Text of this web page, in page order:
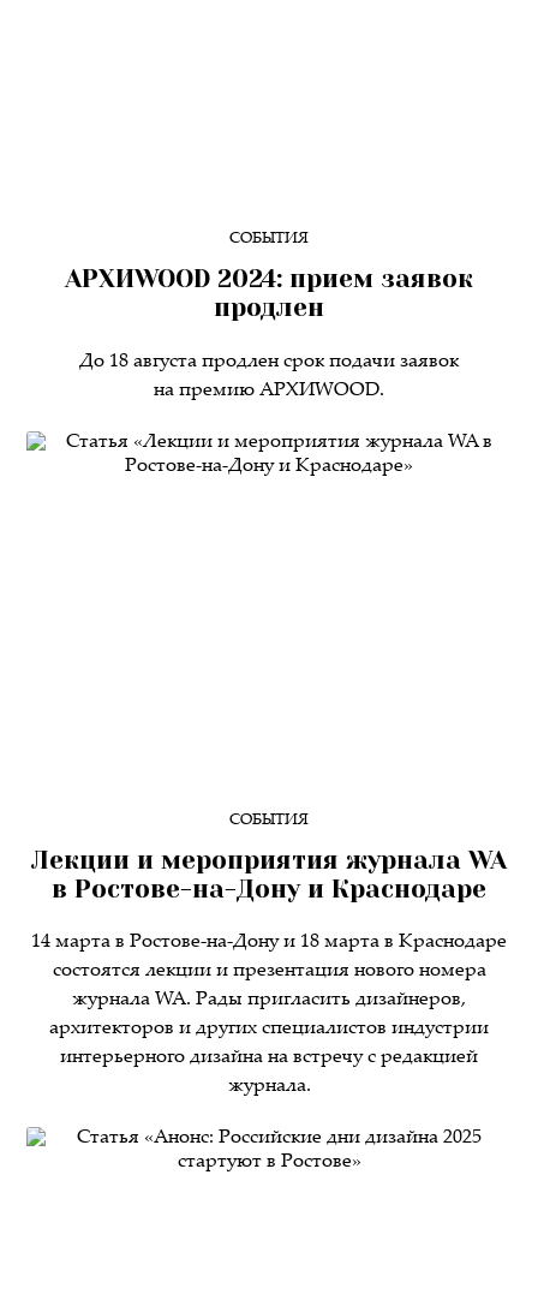
СОБЫТИЯ
AРХИWOOD 2024: прием заявок
продлен
До 18 августа продлен срок подачи заявок
на премию AРХИWOOD.
СОБЫТИЯ
Лекции и мероприятия журнала WA
в Ростове-на-Дону и Краснодаре
14 марта в Ростове-на-Дону и 18 марта в Краснодаре
состоятся лекции и презентация нового номера
журнала WA. Рады пригласить дизайнеров,
архитекторов и других специалистов индустрии
интерьерного дизайна на встречу с редакцией
журнала.